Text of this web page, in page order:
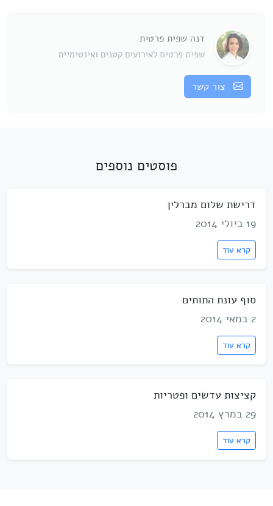
דנה שפית פרטית
שפית פרטית לאירועים קטנים ואינטימיים
צור קשר
פוסטים נוספים
דרישת שלום מברלין
19 ביולי 2014
קרא עוד
סוף עונת התותים
2 במאי 2014
קרא עוד
קציצות עדשים ופטריות
29 במרץ 2014
קרא עוד